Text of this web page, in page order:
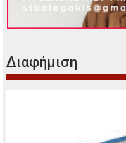
Διαφήμιση